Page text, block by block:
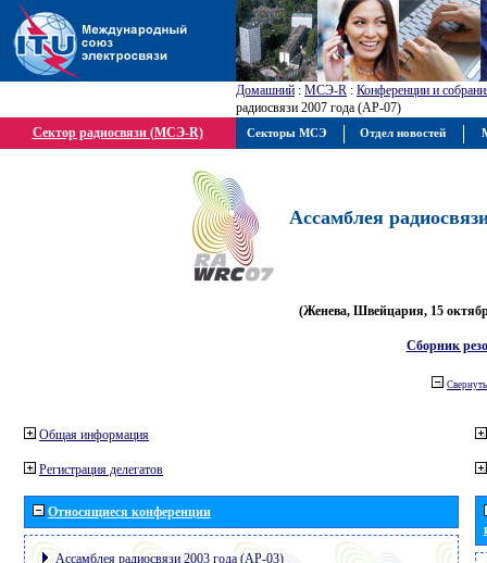
Домашний : МСЭ-R : Конференции и
радиосвязи 2007 года (АР-07)
Сектор радиосвязи (МСЭ-R)
Ассамблея
(Женева, Швейцария, 15
Сборник
Свернуть
Общая информация
Регистрация делегатов
Относящиеся конференции
Ассамблея радиосвязи 2003 года (АР-03)
Секторы МСЭ Отдел новостей